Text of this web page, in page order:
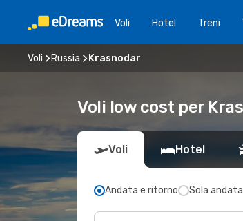
Voli Hotel Treni
Voli Russia Krasnodar
Voli low cost per
Voli Hotel
Andata e ritorno Sola andata